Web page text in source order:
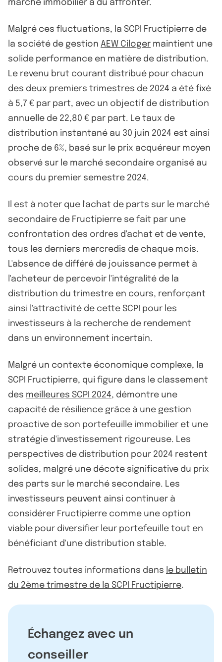
marché immobilier a dû affronter.
Malgré ces fluctuations, la SCPI Fructipierre de
la société de gestion AEW Ciloger maintient une
solide performance en matière de distribution.
Le revenu brut courant distribué pour chacun
des deux premiers trimestres de 2024 a été fixé
à 5,7 € par part, avec un objectif de distribution
annuelle de 22,80 € par part. Le taux de
distribution instantané au 30 juin 2024 est ainsi
proche de 6%, basé sur le prix acquéreur moyen
observé sur le marché secondaire organisé au
cours du premier semestre 2024.
Il est à noter que l'achat de parts sur le marché
secondaire de Fructipierre se fait par une
confrontation des ordres d'achat et de vente,
tous les derniers mercredis de chaque mois.
L'absence de différé de jouissance permet à
l'acheteur de percevoir l'intégralité de la
distribution du trimestre en cours, renforçant
ainsi l'attractivité de cette SCPI pour les
investisseurs à la recherche de rendement
dans un environnement incertain.
Malgré un contexte économique complexe, la
SCPI Fructipierre, qui figure dans le classement
des meilleures SCPI 2024, démontre une
capacité de résilience grâce à une gestion
proactive de son portefeuille immobilier et une
stratégie d'investissement rigoureuse. Les
perspectives de distribution pour 2024 restent
solides, malgré une décote significative du prix
des parts sur le marché secondaire. Les
investisseurs peuvent ainsi continuer à
considérer Fructipierre comme une option
viable pour diversifier leur portefeuille tout en
bénéficiant d'une distribution stable.
Retrouvez toutes informations dans le bulletin
du 2ème trimestre de la SCPI Fructipierre.
Échangez avec un
conseiller